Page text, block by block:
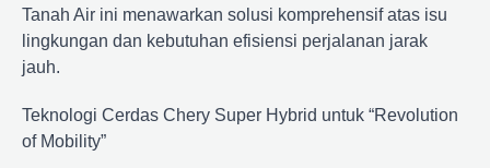
Tanah Air ini menawarkan solusi komprehensif atas isu
lingkungan dan kebutuhan efisiensi perjalanan jarak
jauh.
Teknologi Cerdas Chery Super Hybrid untuk “Revolution
of Mobility”